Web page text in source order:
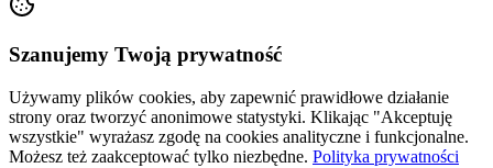
Szanujemy Twoją prywatność
Używamy plików cookies, aby zapewnić prawidłowe działanie
strony oraz tworzyć anonimowe statystyki. Klikając "Akceptuję
wszystkie" wyrażasz zgodę na cookies analityczne i funkcjonalne.
Możesz też zaakceptować tylko niezbędne. Polityka prywatności